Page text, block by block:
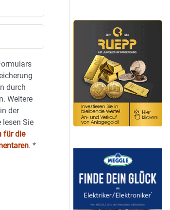
durch
Weitere
der
lesen Sie
für die
.*